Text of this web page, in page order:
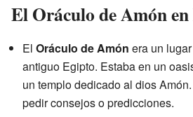
El Oráculo de Amón
El Oráculo de Amón era un
antiguo Egipto. Estaba en un
un templo dedicado al dios
pedir consejos o predicciones.